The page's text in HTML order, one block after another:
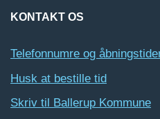
KONTAKT OS
Telefonnumre og
Husk at bestille tid
Skriv til Ballerup Kommune